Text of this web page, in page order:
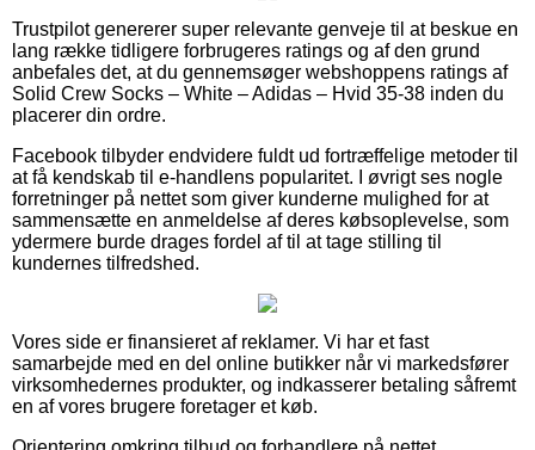
Trustpilot genererer super relevante genveje til at beskue en
lang række tidligere forbrugeres ratings og af den grund
anbefales det, at du gennemsøger webshoppens ratings af
Solid Crew Socks – White – Adidas – Hvid 35-38 inden du
placerer din ordre.
Facebook tilbyder endvidere fuldt ud fortræffelige metoder til
at få kendskab til e-handlens popularitet. I øvrigt ses nogle
forretninger på nettet som giver kunderne mulighed for at
sammensætte en anmeldelse af deres købsoplevelse, som
ydermere burde drages fordel af til at tage stilling til
kundernes tilfredshed.
Vores side er finansieret af reklamer. Vi har et fast
samarbejde med en del online butikker når vi markedsfører
virksomhedernes produkter, og indkasserer betaling såfremt
en af vores brugere foretager et køb.